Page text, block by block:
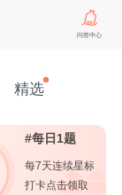
问答中心
精选
#每日1题
每7天连续星标
打卡点击领取